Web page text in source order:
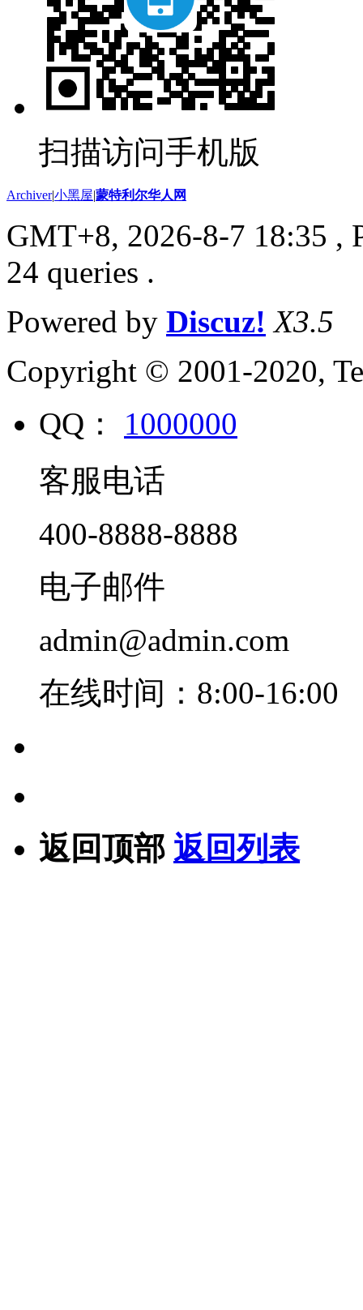
扫描访问手机版
Archiver|小黑屋|蒙特利尔华人网
GMT+8, 2026-8-7 18:35 ,
24 queries .
Powered by Discuz! X3.5
Copyright © 2001-2020,
QQ： 1000000
客服电话
400-8888-8888
电子邮件
admin@admin.com
在线时间：8:00-16:00
返回顶部 返回列表